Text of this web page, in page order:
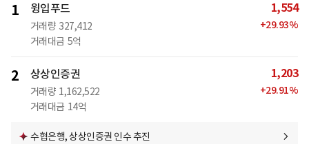
1 윙입푸드
거래량 327,412
거래대금 5억
1,554
+29.93%
2 상상인증권
거래량 1,162,522
거래대금 14억
1,203
+29.91%
수협은행, 상상인증권 인수 추진